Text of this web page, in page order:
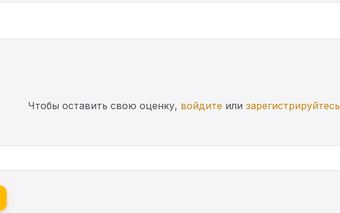
Чтобы оставить свою оценку, войдите или зарегистрируйтесь